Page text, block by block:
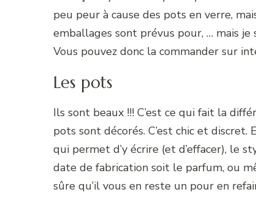
peu peur à cause des pots en verre,
emballages sont prévus pour, … mais
Vous pouvez donc la commander sur
Les pots
Ils sont beaux !!! C’est ce qui fait la
pots sont décorés. C’est chic et
qui permet d’y écrire (et d’effacer), le
date de fabrication soit le parfum, ou
sûre qu’il vous en reste un pour en